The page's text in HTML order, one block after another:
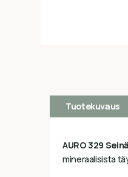
Tuotekuvaus
AURO 329
mineraalisista